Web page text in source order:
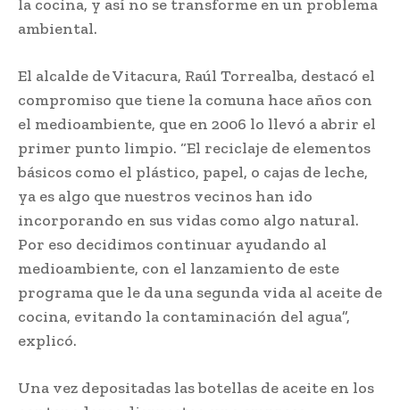
la cocina, y así no se transforme en un problema
ambiental.
El alcalde de Vitacura, Raúl Torrealba, destacó el
compromiso que tiene la comuna hace años con
el medioambiente, que en 2006 lo llevó a abrir el
primer punto limpio. “El reciclaje de elementos
básicos como el plástico, papel, o cajas de leche,
ya es algo que nuestros vecinos han ido
incorporando en sus vidas como algo natural.
Por eso decidimos continuar ayudando al
medioambiente, con el lanzamiento de este
programa que le da una segunda vida al aceite de
cocina, evitando la contaminación del agua”,
explicó.
Una vez depositadas las botellas de aceite en los